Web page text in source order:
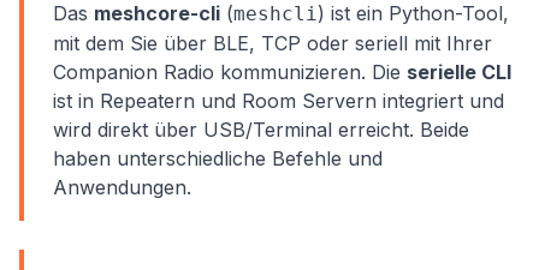
Das meshcore-cli (meshcli) ist ein Python-Tool,
mit dem Sie über BLE, TCP oder seriell mit Ihrer
Companion Radio kommunizieren. Die serielle CLI
ist in Repeatern und Room Servern integriert und
wird direkt über USB/Terminal erreicht. Beide
haben unterschiedliche Befehle und
Anwendungen.